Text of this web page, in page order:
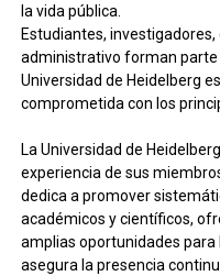
la vida pública.
Estudiantes,
administrativo forman parte
Universidad de Heidelberg
comprometida con los
La Universidad de
experiencia de sus
dedica a promover
académicos y científicos,
amplias oportunidades
asegura la presencia